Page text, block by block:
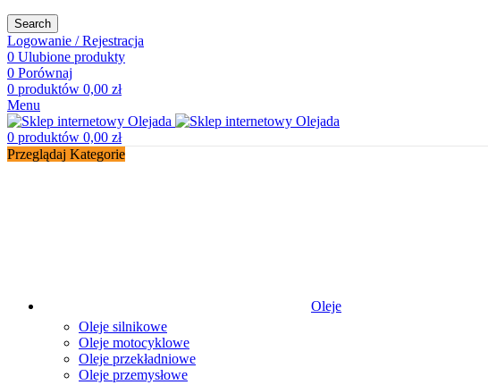
Search
Logowanie / Rejestracja
0 Ulubione produkty
0 Porównaj
0 produktów 0,00 zł
Menu
0 produktów 0,00 zł
Przeglądaj Kategorie
Oleje
Oleje silnikowe
Oleje motocyklowe
Oleje przekładniowe
Oleje przemysłowe